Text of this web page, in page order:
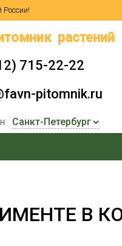
растений
715-22-22
pitomnik.ru
В